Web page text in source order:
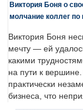
Виктория Боня о
молчание коллег по
Виктория Боня
мечту — ей
какими
на пути к
практически
бизнеса, что